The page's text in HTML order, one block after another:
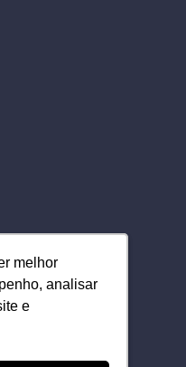
melhor
analisar
e
melhor
analisar
e